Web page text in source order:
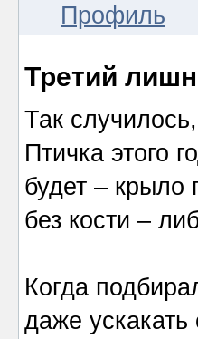
Профиль
Третий
Так
Птичка этого
будет – крыло
без кости –
Когда
даже